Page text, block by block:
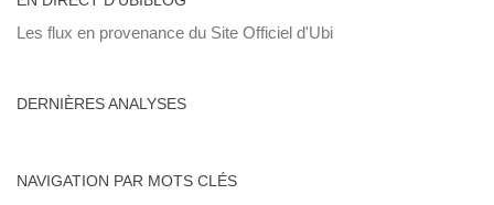
Les flux en provenance du Site Officiel d'Ubi
DERNIÈRES ANALYSES
NAVIGATION PAR MOTS CLÉS